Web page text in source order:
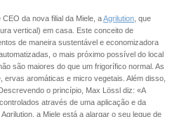
da nova filial da Miele, aAgrilution, que
vertical) em casa. Este conceito de
de maneira sustentável e economizadora
o mais próximo possível do local
são maiores do que um frigorífico normal. As
aromáticas e micro vegetais. Além disso,
o princípio, Max Lössl diz: «A
através de uma aplicação e da
a Miele está a alargar o seu leque de